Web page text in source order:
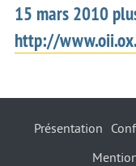
15 mars 2010
http://
Présentation